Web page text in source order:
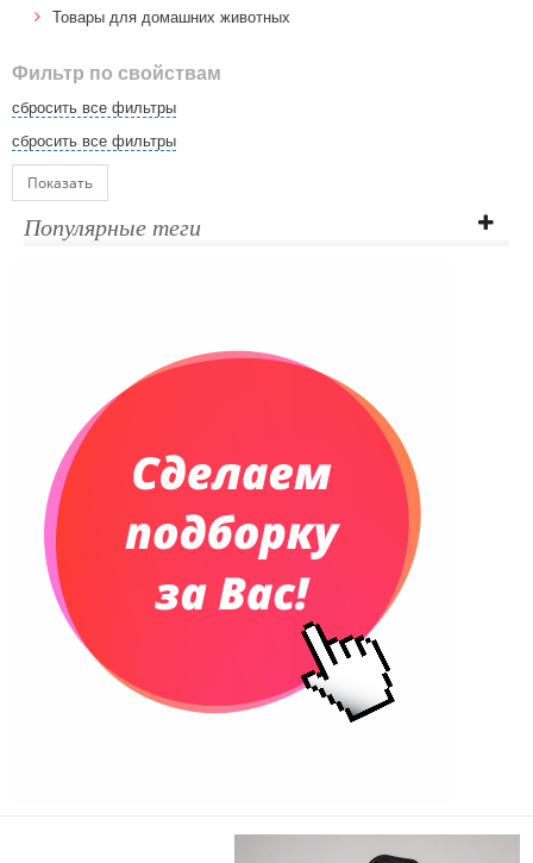
Товары для домашних животных
Фильтр по свойствам
сбросить все фильтры
сбросить все фильтры
Показать
Популярные теги